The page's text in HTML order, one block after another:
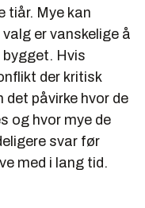
tiår. Mye kan
er vanskelige å
Hvis
der kritisk
påvirke hvor de
og hvor mye de
svar før
med i lang tid.